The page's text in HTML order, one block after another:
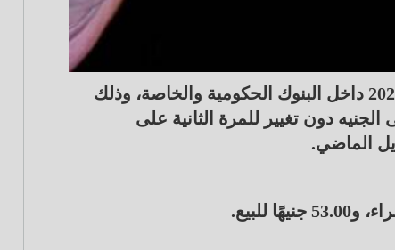
تراجعت أسعار الدولار مقابل الجنيه المصري اليوم الجمعة 22 مايو 2026 داخل البنوك الحكومية والخاصة، وذلك
دون تغيير للمرة الثانية على
الماضي.